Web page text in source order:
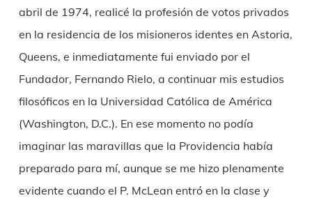
abril de 1974, realicé la profesión de votos privados
en la residencia de los misioneros identes en Astoria,
Queens, e inmediatamente fui enviado por el
Fundador, Fernando Rielo, a continuar mis estudios
filosóficos en la Universidad Católica de América
(Washington, D.C.). En ese momento no podía
imaginar las maravillas que la Providencia había
preparado para mí, aunque se me hizo plenamente
evidente cuando el P. McLean entró en la clase y